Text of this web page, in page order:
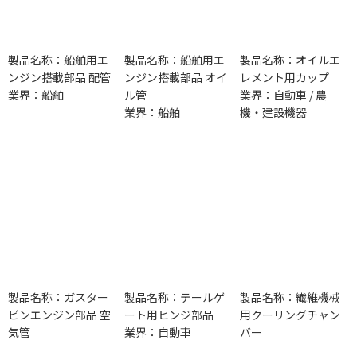
製品名称：船舶用エ
ンジン搭載部品 配管
業界：船舶
製品名称：船舶用エ
ンジン搭載部品 オイ
ル管
業界：船舶
製品名称：オイルエ
レメント用カップ
業界：自動車 / 農
機・建設機器
製品名称：ガスター
ビンエンジン部品 空
気管
製品名称：テールゲ
ート用ヒンジ部品
業界：自動車
製品名称：繊維機械
用クーリングチャン
バー